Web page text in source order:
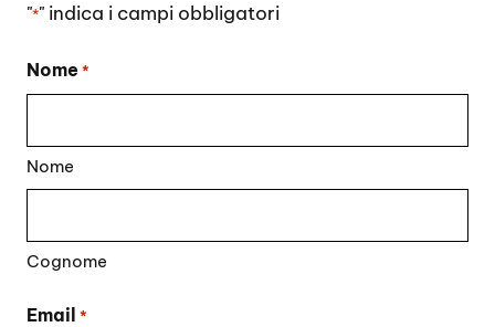
"*" indica i campi obbligatori
Nome *
Nome
Cognome
Email *